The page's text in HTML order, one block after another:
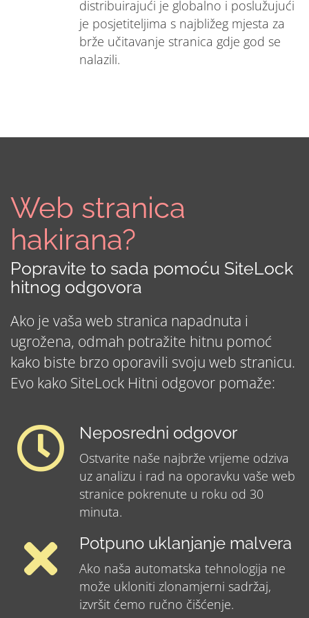
distribuirajući je globalno i poslužujući
je posjetiteljima s najbližeg mjesta za
brže učitavanje stranica gdje god se
nalazili.
Web stranica
hakirana?
Popravite to sada pomoću SiteLock
hitnog odgovora
Ako je vaša web stranica napadnuta i
ugrožena, odmah potražite hitnu pomoć
kako biste brzo oporavili svoju web stranicu.
Evo kako SiteLock Hitni odgovor pomaže:
Neposredni odgovor
Ostvarite naše najbrže vrijeme odziva
uz analizu i rad na oporavku vaše web
stranice pokrenute u roku od 30
minuta.
Potpuno uklanjanje malvera
Ako naša automatska tehnologija ne
može ukloniti zlonamjerni sadržaj,
izvršit ćemo ručno čišćenje.